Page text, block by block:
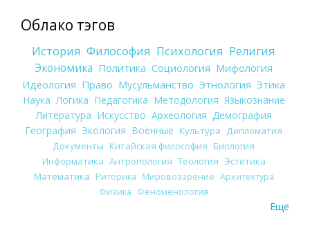
Облако тэгов
История Философия Психология Религия
Экономика Политика Социология Мифология
Идеология Право Мусульманство Этнология Этика
Наука Логика Педагогика Методология Языкознание
Литература Искусство Археология Демография
География Экология Военные Культура
Дипломатия
Документы Китайская философия Биология
Информатика Антропология Теология Эстетика
Математика Риторика Мировоззрение Архитектура
Физика Феноменология
Еще